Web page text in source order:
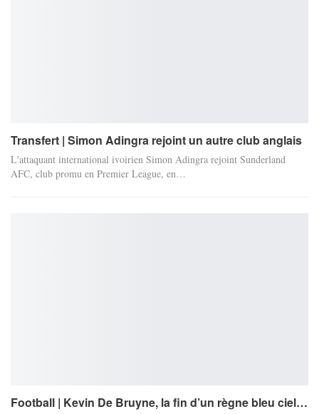
Transfert | Simon Adingra rejoint un autre club anglais
L'attaquant international ivoirien Simon Adingra rejoint Sunderland
AFC, club promu en Premier League, en…
Football | Kevin De Bruyne, la fin d’un règne bleu ciel…